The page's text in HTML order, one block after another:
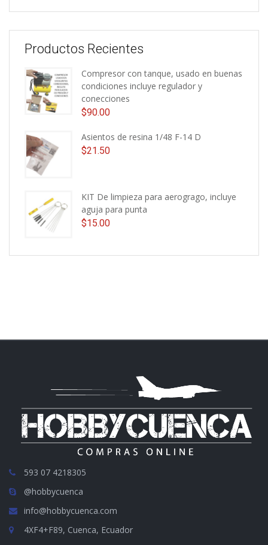
Productos Recientes
Compresor con tanque, usado en buenas
condiciones incluye regulador y
conecciones
$90.00
Asientos de resina 1/48 F-14 D
$21.50
KIT De limpieza para aerogrago, incluye
aguja para punta
$15.00
593 07 4218305
@hobbycuenca
info@hobbycuenca.com
4XF4+F89, Cuenca, Ecuador